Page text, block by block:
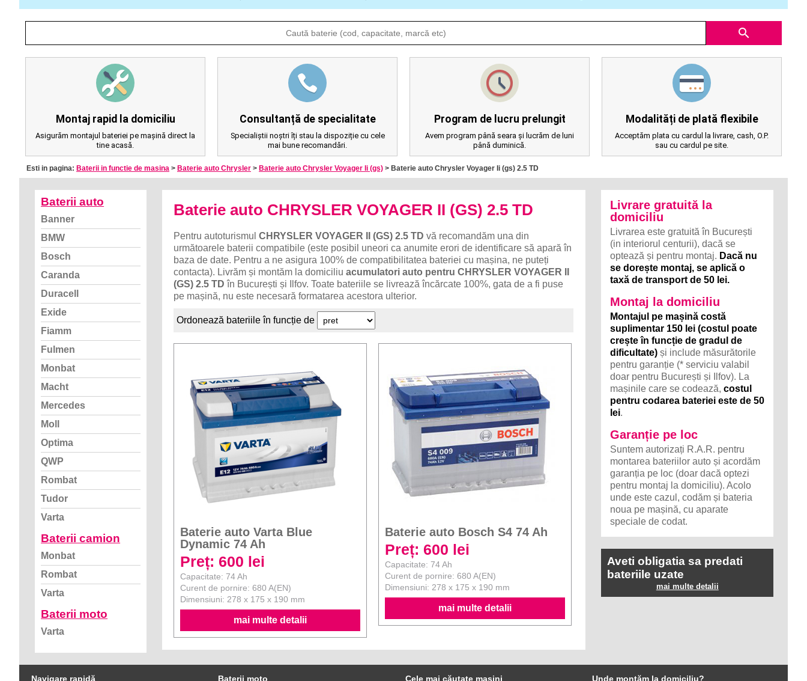
search
Montaj rapid la domiciliu
Asigurăm montajul bateriei pe mașină direct la
tine acasă.
Consultanță de specialitate
Specialiștii noștri îți stau la dispoziție cu cele
mai bune recomandări.
Program de lucru prelungit
Avem program până seara și lucrăm de luni
până duminică.
Modalități de plată flexibile
Acceptăm plata cu cardul la livrare, cash, O.P.
sau cu cardul pe site.
Esti in pagina: Baterii in functie de masina > Baterie auto Chrysler > Baterie auto Chrysler Voyager Ii (gs) > Baterie auto Chrysler Voyager Ii (gs) 2.5 TD
Baterie auto CHRYSLER VOYAGER II (GS) 2.5 TD
Pentru autoturismulCHRYSLER VOYAGER II (GS) 2.5 TD vă recomandăm una din
următoarele baterii compatibile (este posibil uneori ca anumite erori de identificare să apară în
baza de date. Pentru a ne asigura 100% de compatibilitatea bateriei cu mașina, ne puteți
contacta). Livrăm și montăm la domiciliuacumulatori auto pentru CHRYSLER VOYAGER II
(GS) 2.5 TD în București și Ilfov. Toate bateriile se livrează încărcate 100%, gata de a fi puse
pe mașină, nu este necesară formatarea acestora ulterior.
Ordonează bateriile în funcție de
Baterie auto Varta Blue
Dynamic 74 Ah
Preț: 600 lei
Capacitate: 74 Ah
Curent de pornire: 680 A(EN)
Dimensiuni: 278 x 175 x 190 mm
mai multe detalii
Baterie auto Bosch S4 74 Ah
Preț: 600 lei
Capacitate: 74 Ah
Curent de pornire: 680 A(EN)
Dimensiuni: 278 x 175 x 190 mm
mai multe detalii
Baterii auto
Banner
BMW
Bosch
Caranda
Duracell
Exide
Fiamm
Fulmen
Monbat
Macht
Mercedes
Moll
Optima
QWP
Rombat
Tudor
Varta
Baterii camion
Monbat
Rombat
Varta
Baterii moto
Varta
Livrare gratuită la
domiciliu
Livrarea este gratuită în București
(in interiorul centurii), dacă se
optează și pentru montaj. Dacă nu
se dorește montaj, se aplică o
taxă de transport de 50 lei.
Montaj la domiciliu
Montajul pe mașină costă
suplimentar 150 lei (costul poate
crește în funcție de gradul de
dificultate) și include măsurătorile
pentru garanție (* serviciu valabil
doar pentru București și Ilfov). La
mașinile care se codează,costul
pentru codarea bateriei este de 50
lei.
Garanție pe loc
Suntem autorizați R.A.R. pentru
montarea bateriilor auto și acordăm
garanția pe loc (doar dacă optezi
pentru montaj la domiciliu). Acolo
unde este cazul, codăm și bateria
noua pe mașină, cu aparate
speciale de codat.
Aveti obligatia sa predati
bateriile uzate
mai multe detalii
Navigare rapidă Baterii moto Cele mai căutate mașini Unde montăm la domiciliu?